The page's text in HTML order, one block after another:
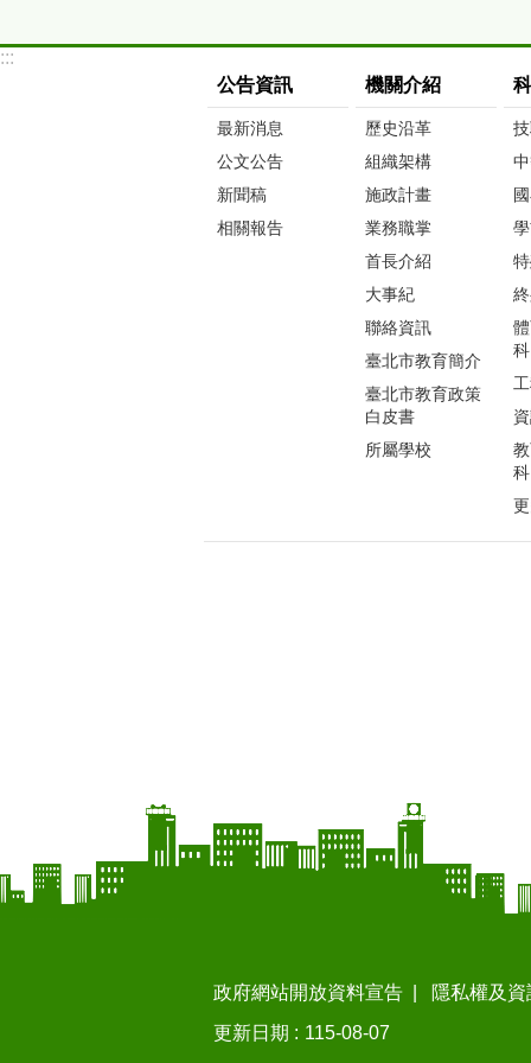
:::
公告資訊
最新消息
公文公告
新聞稿
相關報告
機關介紹
歷史沿革
組織架構
施政計畫
業務職掌
首長介紹
大事紀
聯絡資訊
臺北市教育簡介
臺北市教育政策
白皮書
所屬學校
科
科
政府網站開放資料宣告
隱私權及
更新日期
115-08-07